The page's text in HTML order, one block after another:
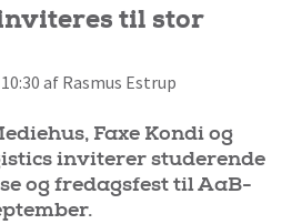
til stor
af Rasmus Estrup
Faxe Kondi og
inviterer studerende
og fredagsfest til AaB-